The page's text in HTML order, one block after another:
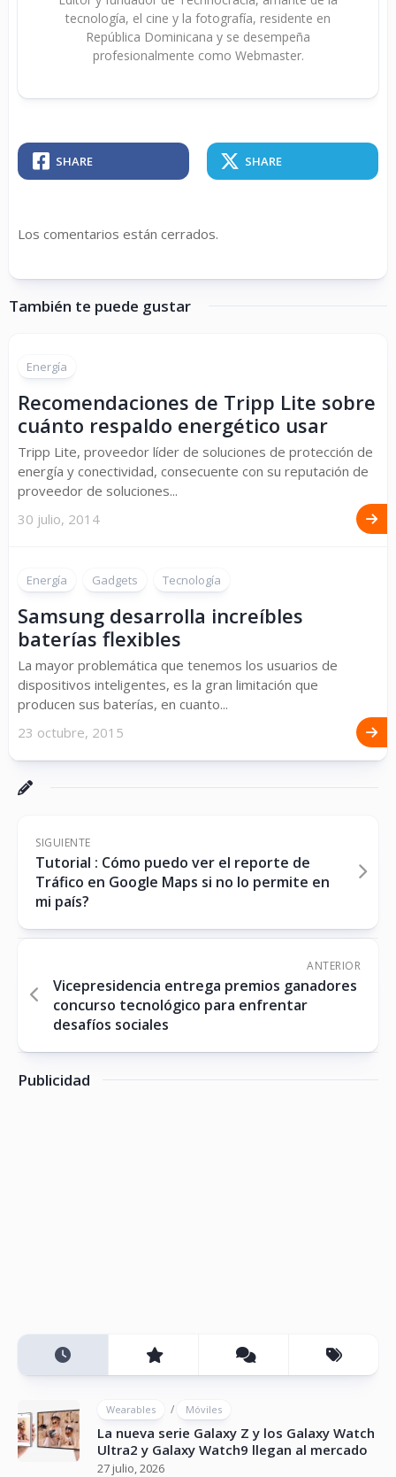
tecnología, el cine y la fotografía, residente en
República Dominicana y se desempeña
profesionalmente como Webmaster.
SHARE SHARE
Los comentarios están cerrados.
También te puede gustar
Energía
Recomendaciones de Tripp Lite sobre
cuánto respaldo energético usar
Tripp Lite, proveedor líder de soluciones de protección de
energía y conectividad, consecuente con su reputación de
proveedor de soluciones...
30 julio, 2014
Energía Gadgets Tecnología
Samsung desarrolla increíbles
baterías flexibles
La mayor problemática que tenemos los usuarios de
dispositivos inteligentes, es la gran limitación que
producen sus baterías, en cuanto...
23 octubre, 2015
SIGUIENTE
Tutorial : Cómo puedo ver el reporte de
Tráfico en Google Maps si no lo permite en
mi país?
ANTERIOR
Vicepresidencia entrega premios ganadores
concurso tecnológico para enfrentar
desafíos sociales
Publicidad
Wearables / Móviles
La nueva serie Galaxy Z y los Galaxy Watch
Ultra2 y Galaxy Watch9 llegan al mercado
27 julio, 2026